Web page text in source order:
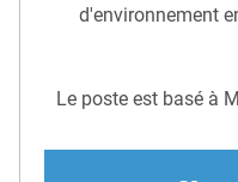
d'environnement
Le poste est basé à